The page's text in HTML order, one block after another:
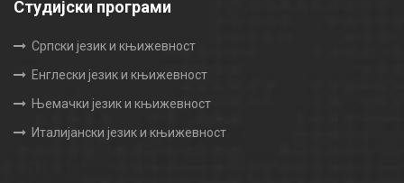
Студијски програми
Српски језик и књижевност
Енглески језик и књижевност
Њемачки језик и књижевност
Италијански језик и књижевност